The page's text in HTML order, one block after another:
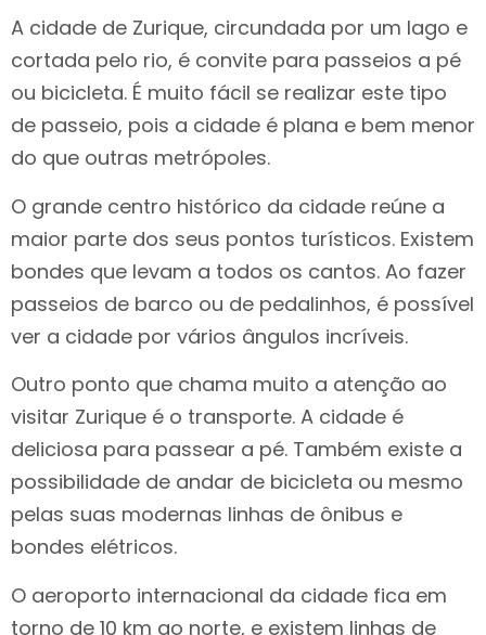
A cidade de Zurique, circundada por um lago e
cortada pelo rio, é convite para passeios a pé
ou bicicleta. É muito fácil se realizar este tipo
de passeio, pois a cidade é plana e bem menor
do que outras metrópoles.
O grande centro histórico da cidade reúne a
maior parte dos seus pontos turísticos. Existem
bondes que levam a todos os cantos. Ao fazer
passeios de barco ou de pedalinhos, é possível
ver a cidade por vários ângulos incríveis.
Outro ponto que chama muito a atenção ao
visitar Zurique é o transporte. A cidade é
deliciosa para passear a pé. Também existe a
possibilidade de andar de bicicleta ou mesmo
pelas suas modernas linhas de ônibus e
bondes elétricos.
O aeroporto internacional da cidade fica em
torno de 10 km ao norte, e existem linhas de